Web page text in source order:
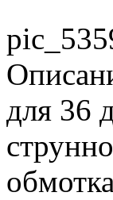
для 36